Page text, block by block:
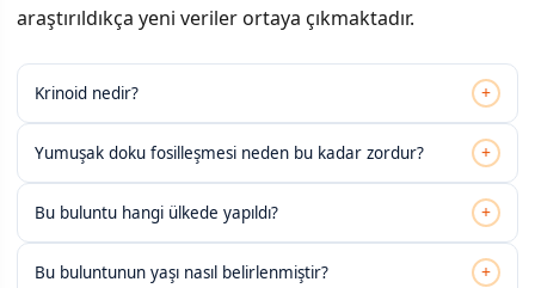
araştırıldıkça yeni veriler ortaya çıkmaktadır.
Krinoid nedir? +
Yumuşak doku fosilleşmesi neden bu kadar zordur? +
Bu buluntu hangi ülkede yapıldı? +
Bu buluntunun yaşı nasıl belirlenmiştir? +